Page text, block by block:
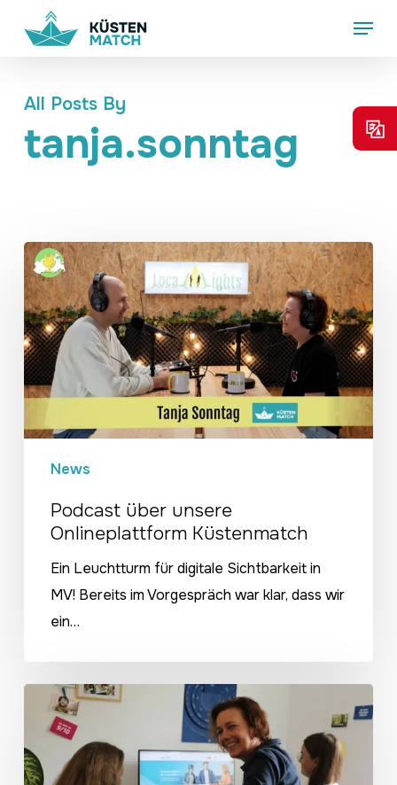
Menu
All Posts By
tanja.sonntag
Podcast
über
unsere
Onlineplattform
Küstenmatch
News
Podcast über unsere
Onlineplattform Küstenmatch
Ein Leuchtturm für digitale Sichtbarkeit in
MV! Bereits im Vorgespräch war klar, dass wir
ein…
NDR1-
Radiobeitrag
zu
Küstenmatch.de